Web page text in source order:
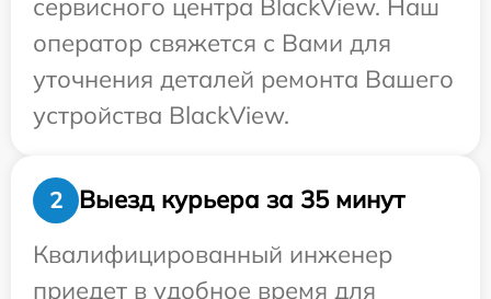
сервисного центра BlackView. Наш
оператор свяжется с Вами для
уточнения деталей ремонта Вашего
устройства BlackView.
2
Выезд курьера за 35 минут
Квалифицированный инженер
приедет в удобное время для